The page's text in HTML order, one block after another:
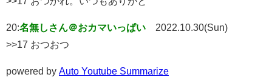
20:名無しさん＠おカマいっぱい
2022.10.30(Sun)
>>17 おつおつ
powered by Auto Youtube Summarize